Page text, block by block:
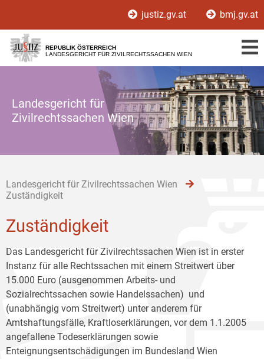
[1]
[2]
[3]
justiz.gv.at bmj.gv.at
REPUBLIK ÖSTERREICH
LANDESGERICHT FÜR ZIVILRECHTSSACHEN WIEN
Landesgericht für
Zivilrechtssachen Wien
Landesgericht für Zivilrechtssachen Wien
Zuständigkeit
Zuständigkeit
Das Landesgericht für Zivilrechtssachen Wien ist in erster
Instanz für alle Rechtssachen mit einem Streitwert über
15.000 Euro (ausgenommen Arbeits- und
Sozialrechtssachen sowie Handelssachen) und
(unabhängig vom Streitwert) unter anderem für
Amtshaftungsfälle, Kraftloserklärungen, vor dem 1.1.2005
angefallene Todeserklärungen sowie
Enteignungsentschädigungen im Bundesland Wien